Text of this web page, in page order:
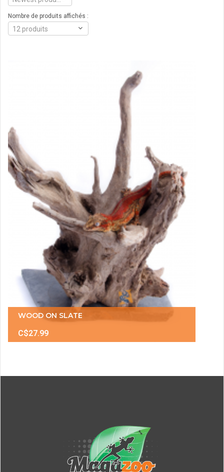
Nombre de produits affichés :
12 produits
WOOD ON SLATE
C$27.99